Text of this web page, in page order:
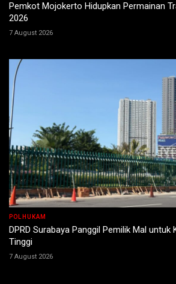
Pemkot Mojokerto Hidupkan Permainan
2026
7 August 2026
POLHUKAM
DPRD Surabaya Panggil Pemilik Mal untuk
Tinggi
7 August 2026